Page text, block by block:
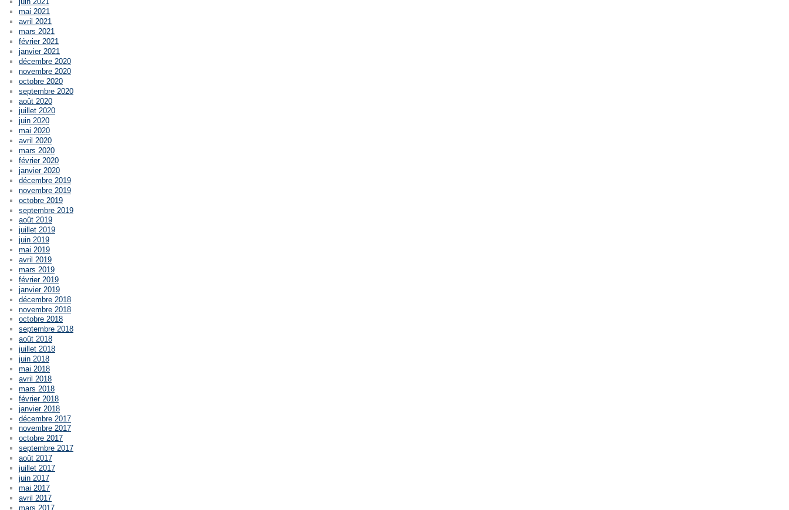
mai 2021
avril 2021
mars 2021
février 2021
janvier 2021
décembre 2020
novembre 2020
octobre 2020
septembre 2020
août 2020
juillet 2020
juin 2020
mai 2020
avril 2020
mars 2020
février 2020
janvier 2020
décembre 2019
novembre 2019
octobre 2019
septembre 2019
août 2019
juillet 2019
juin 2019
mai 2019
avril 2019
mars 2019
février 2019
janvier 2019
décembre 2018
novembre 2018
octobre 2018
septembre 2018
août 2018
juillet 2018
juin 2018
mai 2018
avril 2018
mars 2018
février 2018
janvier 2018
décembre 2017
novembre 2017
octobre 2017
septembre 2017
août 2017
juillet 2017
juin 2017
mai 2017
avril 2017
mars 2017